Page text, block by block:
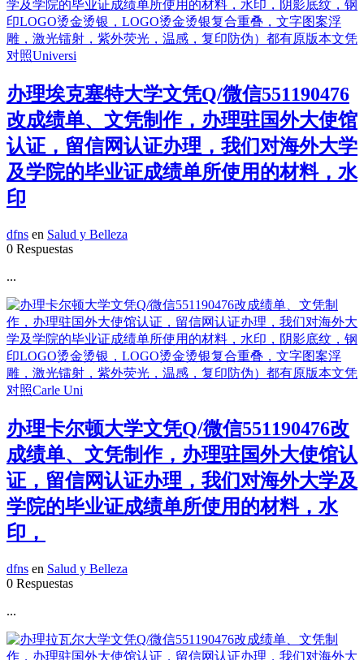
办理埃克塞特大学文凭Q/微信551190476
改成绩单、文凭制作，办理驻国外大使馆
认证，留信网认证办理，我们对海外大学
及学院的毕业证成绩单所使用的材料，水
印
dfns en Salud y Belleza
0 Respuestas
...
办理卡尔顿大学文凭Q/微信551190476改
成绩单、文凭制作，办理驻国外大使馆认
证，留信网认证办理，我们对海外大学及
学院的毕业证成绩单所使用的材料，水
印，
dfns en Salud y Belleza
0 Respuestas
...